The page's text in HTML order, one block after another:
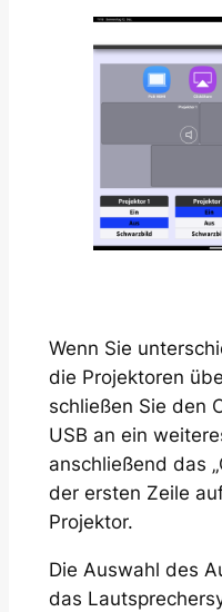
Wenn Sie
die Projektoren
schließen Sie den
USB an ein
anschließend das
der ersten Zeile
Projektor.
Die Auswahl des
das